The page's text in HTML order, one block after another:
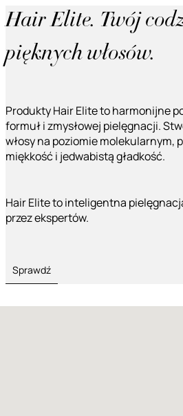
Hair Elite. Twój
pięknych włosów.
Produkty Hair Elite to harmonijne
formuł i zmysłowej pielęgnacji.
włosy na poziomie molekularnym,
miękkość i jedwabistą gładkość.
Hair Elite to inteligentna
przez ekspertów.
Sprawdź